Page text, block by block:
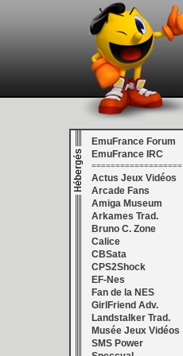
EmuFrance Forum
EmuFrance IRC
===================
Actus Jeux Vidéos
Arcade Fans
Amiga Museum
Arkames Trad.
Bruno C. Zone
Calice
CBSata
CPS2Shock
EF-Nes
Fan de la NES
GirlFriend Adv.
Landstalker Trad.
Musée Jeux Vidéos
SMS Power